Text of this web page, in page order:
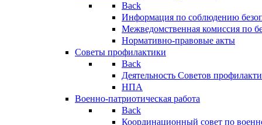
Back
Информация по соблюдению
Межведомственная комиссия по
Нормативно-правовые акты
Советы профилактики
Back
Деятельность Советов
НПА
Военно-патриотическая работа
Back
Координационный совет по